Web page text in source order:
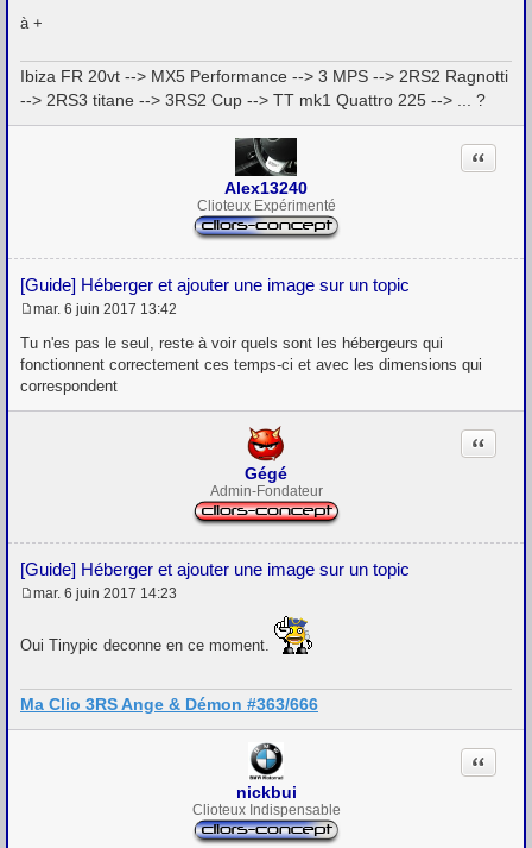
à +
Ibiza FR 20vt --> MX5 Performance --> 3 MPS --> 2RS2 Ragnotti
--> 2RS3 titane --> 3RS2 Cup --> TT mk1 Quattro 225 --> ... ?
Alex13240
Clioteux Expérimenté
[Guide] Héberger et ajouter une image sur un topic
Citation
e
s
a
mar. 6 juin 2017 13:42
Tu n'es pas le seul, reste à voir quels sont les hébergeurs qui
fonctionnent correctement ces temps-ci et avec les dimensions qui
correspondent
Gégé
Admin-Fondateur
[Guide] Héberger et ajouter une image sur un topic
Citation
s
g
e
mar. 6 juin 2017 14:23
Oui Tinypic deconne en ce moment.
Ma Clio 3RS Ange & Démon #363/666
nickbui
Clioteux Indispensable
Citation